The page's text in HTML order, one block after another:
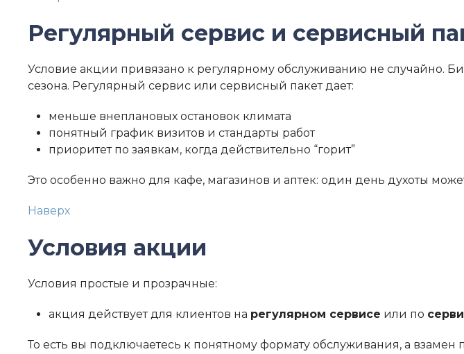
Регулярный сервис и сервисный
Условие акции привязано к регулярному обслуживанию не случайно.
сезона. Регулярный сервис или сервисный пакет дает:
меньше внеплановых остановок климата
понятный график визитов и стандарты работ
приоритет по заявкам, когда действительно “горит”
Это особенно важно для кафе, магазинов и аптек: один день духоты
Наверх
Условия акции
Условия простые и прозрачные:
акция действует для клиентов на регулярном сервисе или по
То есть вы подключаетесь к понятному формату обслуживания, а взамен